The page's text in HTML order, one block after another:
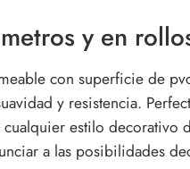
y en
con superficie de
y resistencia.
estilo
a las posibilidades